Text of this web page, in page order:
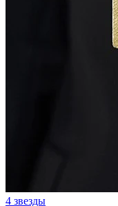
4 звезды